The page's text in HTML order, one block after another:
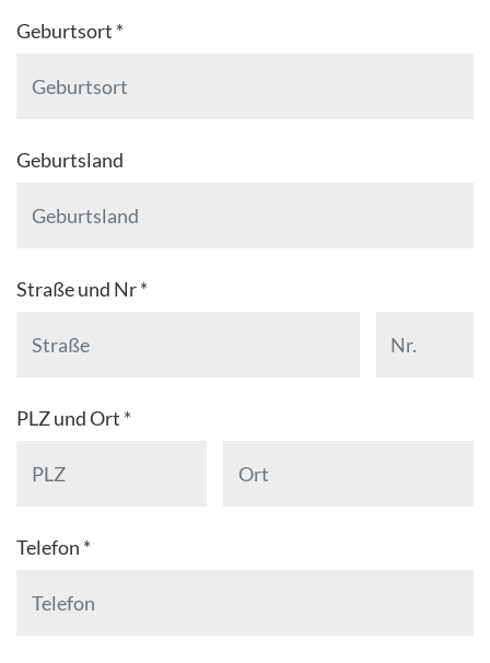
Geburtsort *
Geburtsland
Straße und Nr *
PLZ und Ort *
Telefon *